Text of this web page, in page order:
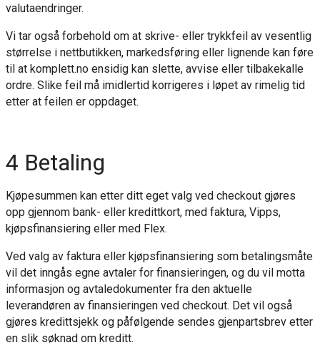
valutaendringer.
Vi tar også forbehold om at skrive- eller trykkfeil av vesentlig
størrelse i nettbutikken, markedsføring eller lignende kan føre
til at komplett.no ensidig kan slette, avvise eller tilbakekalle
ordre. Slike feil må imidlertid korrigeres i løpet av rimelig tid
etter at feilen er oppdaget.
4 Betaling
Kjøpesummen kan etter ditt eget valg ved checkout gjøres
opp gjennom bank- eller kredittkort, med faktura, Vipps,
kjøpsfinansiering eller med Flex.
Ved valg av faktura eller kjøpsfinansiering som betalingsmåte
vil det inngås egne avtaler for finansieringen, og du vil motta
informasjon og avtaledokumenter fra den aktuelle
leverandøren av finansieringen ved checkout. Det vil også
gjøres kredittsjekk og påfølgende sendes gjenpartsbrev etter
en slik søknad om kreditt.